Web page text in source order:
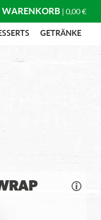
WARENKORB | 0,00 €
GETRÄNKE